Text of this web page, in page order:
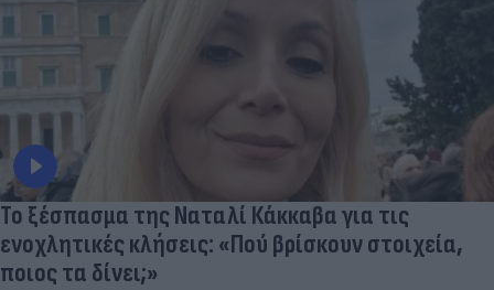
Το ξέσπασμα της Ναταλί Κάκκαβα για τις
ενοχλητικές κλήσεις: «Πού βρίσκουν στοιχεία,
ποιος τα δίνει;»